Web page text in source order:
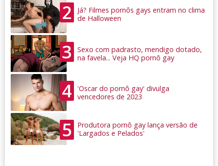
2
Já? Filmes pornôs gays entram no clima
de Halloween
3
Sexo com padrasto, mendigo dotado,
na favela... Veja HQ pornô gay
4
'Oscar do pornô gay' divulga
vencedores de 2023
5
Produtora pornô gay lança versão de
'Largados e Pelados'